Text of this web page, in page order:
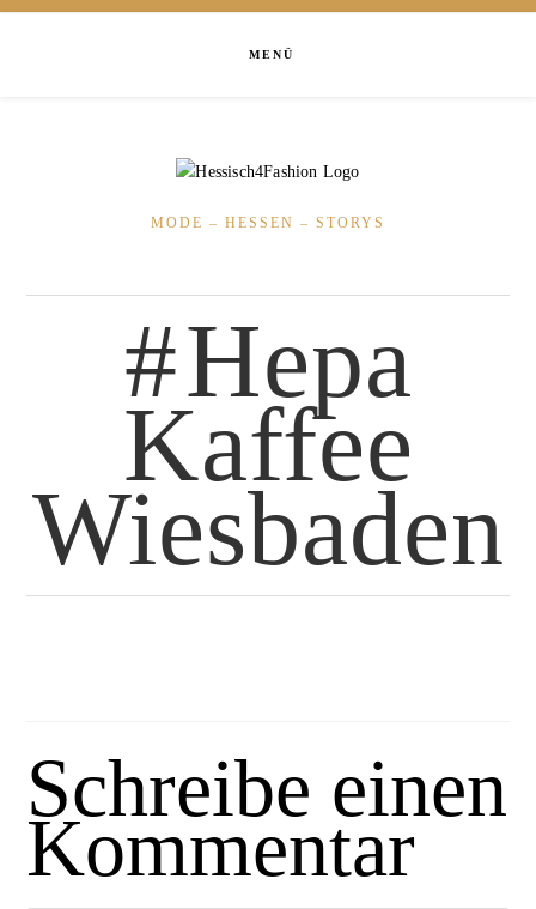
MENÜ
MODE – HESSEN – STORYS
Hepa
Kaffee
Wiesbaden
Schreibe einen
Kommentar